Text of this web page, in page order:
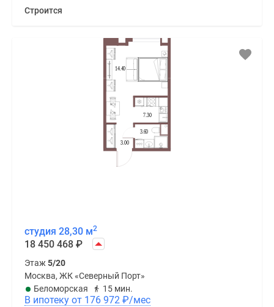
Строится
студия 28,30 м2
18 450 468 ₽
Этаж5/20
Москва, ЖК «Северный Порт»
Беломорская
15 мин.
В ипотеку от 176 972 ₽/мес